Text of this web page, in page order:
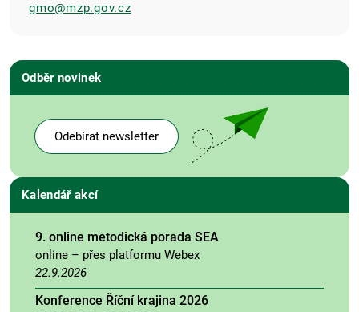
gmo@mzp.gov.cz
Odběr novinek
Odebírat newsletter
Kalendář akcí
9. online metodická porada SEA
online – přes platformu Webex
22.9.2026
Konference Říční krajina 2026